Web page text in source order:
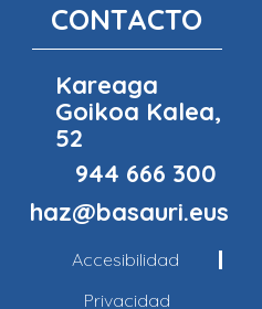
CONTACTO
Kareaga
Goikoa Kalea,
52
944 666 300
haz@basauri.eus
Accesibilidad
Privacidad